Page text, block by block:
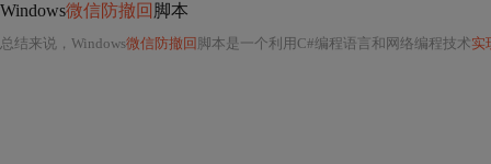
Windows微信防撤回 脚本
总结来说，Windows微信防撤回 脚本是一个利用C#编程语言和网络编程技术实